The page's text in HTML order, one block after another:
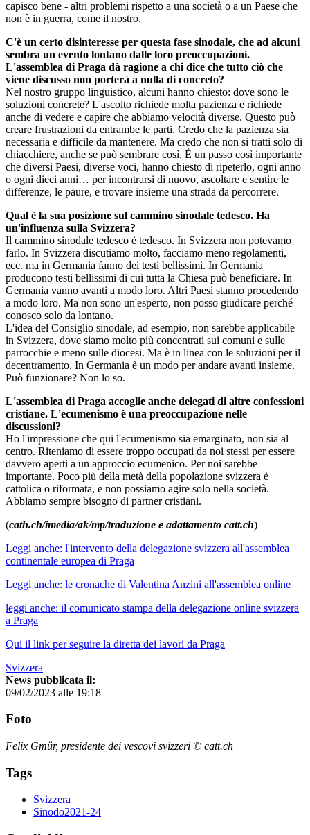
capisco bene - altri problemi rispetto a una società o a un Paese che
non è in guerra, come il nostro.
C'è un certo disinteresse per questa fase sinodale, che ad alcuni
sembra un evento lontano dalle loro preoccupazioni.
L'assemblea di Praga dà ragione a chi dice che tutto ciò che
viene discusso non porterà a nulla di concreto?
Nel nostro gruppo linguistico, alcuni hanno chiesto: dove sono le
soluzioni concrete? L'ascolto richiede molta pazienza e richiede
anche di vedere e capire che abbiamo velocità diverse. Questo può
creare frustrazioni da entrambe le parti. Credo che la pazienza sia
necessaria e difficile da mantenere. Ma credo che non si tratti solo di
chiacchiere, anche se può sembrare così. È un passo così importante
che diversi Paesi, diverse voci, hanno chiesto di ripeterlo, ogni anno
o ogni dieci anni… per incontrarsi di nuovo, ascoltare e sentire le
differenze, le paure, e trovare insieme una strada da percorrere.
Qual è la sua posizione sul cammino sinodale tedesco. Ha
un'influenza sulla Svizzera?
Il cammino sinodale tedesco è tedesco. In Svizzera non potevamo
farlo. In Svizzera discutiamo molto, facciamo meno regolamenti,
ecc. ma in Germania fanno dei testi bellissimi. In Germania
producono testi bellissimi di cui tutta la Chiesa può beneficiare. In
Germania vanno avanti a modo loro. Altri Paesi stanno procedendo
a modo loro. Ma non sono un'esperto, non posso giudicare perché
conosco solo da lontano.
L'idea del Consiglio sinodale, ad esempio, non sarebbe applicabile
in Svizzera, dove siamo molto più concentrati sui comuni e sulle
parrocchie e meno sulle diocesi. Ma è in linea con le soluzioni per il
decentramento. In Germania è un modo per andare avanti insieme.
Può funzionare? Non lo so.
L'assemblea di Praga accoglie anche delegati di altre confessioni
cristiane. L'ecumenismo è una preoccupazione nelle
discussioni?
Ho l'impressione che qui l'ecumenismo sia emarginato, non sia al
centro. Riteniamo di essere troppo occupati da noi stessi per essere
davvero aperti a un approccio ecumenico. Per noi sarebbe
importante. Poco più della metà della popolazione svizzera è
cattolica o riformata, e non possiamo agire solo nella società.
Abbiamo sempre bisogno di partner cristiani.
(cath.ch/imedia/ak/mp/traduzione e adattamento catt.ch)
Leggi anche: l'intervento della delegazione svizzera all'assemblea
continentale europea di Praga
Leggi anche: le cronache di Valentina Anzini all'assemblea online
leggi anche: il comunicato stampa della delegazione online svizzera
a Praga
Qui il link per seguire la diretta dei lavori da Praga
Svizzera
News pubblicata il:
09/02/2023 alle 19:18
Foto
Felix Gmür, presidente dei vescovi svizzeri © catt.ch
Tags
Svizzera
Sinodo2021-24